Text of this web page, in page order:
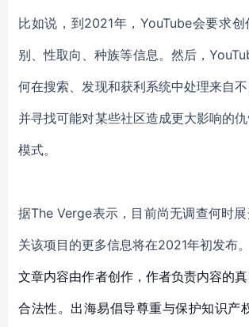
比如说， 到2021年，YouTube会要求创
别、性取向 、种族等信息。然后，
何在搜索、发现和获利系统中处理来自
并寻找可能对某些社区造成更大影响的
模式。
据The Verge表示，目前尚无调查何时
关该项目的更多信息将在2021年初发布。
文章内容由作者创作，作者负责内容的
合法性。出海易倡导尊重与保护知识产